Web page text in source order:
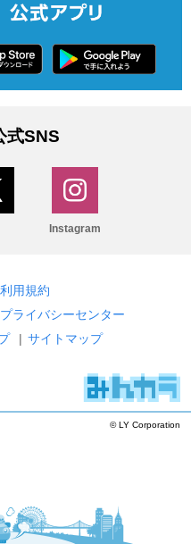
式SNS
Instagram
利用規約
プライバシーセンター
| サイトマップ
© LY Corporation